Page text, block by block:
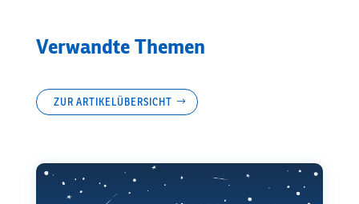
Verwandte Themen
ZUR ARTIKELÜBERSICHT